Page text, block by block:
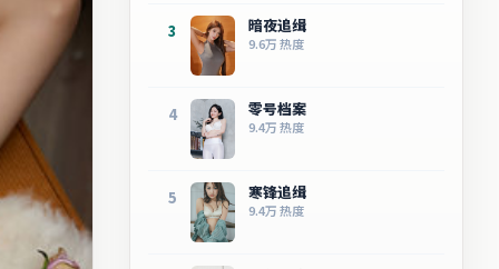
3 暗夜追缉
9.6万热度
4 零号档案
9.4万热度
5 寒锋追缉
9.4万热度